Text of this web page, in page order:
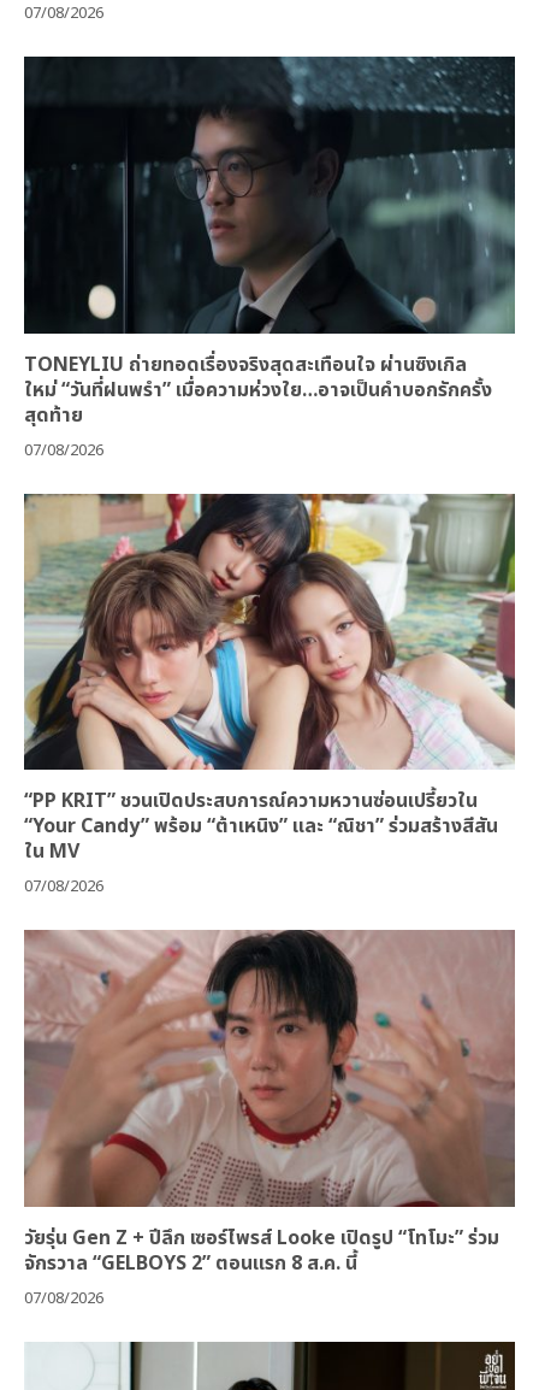
07/08/2026
TONEYLIU ถ่ายทอดเรื่องจริงสุดสะเทือนใจ ผ่านซิงเกิล
ใหม่ “วันที่ฝนพรำ” เมื่อความห่วงใย…อาจเป็นคำบอกรักครั้ง
สุดท้าย
07/08/2026
“PP KRIT” ชวนเปิดประสบการณ์ความหวานซ่อนเปรี้ยวใน
“Your Candy” พร้อม “ต้าเหนิง” และ “ณิชา” ร่วมสร้างสีสัน
ใน MV
07/08/2026
วัยรุ่น Gen Z + ปีลึก เซอร์ไพรส์ Looke เปิดรูป “โทโมะ” ร่วม
จักรวาล “GELBOYS 2” ตอนแรก 8 ส.ค. นี้
07/08/2026